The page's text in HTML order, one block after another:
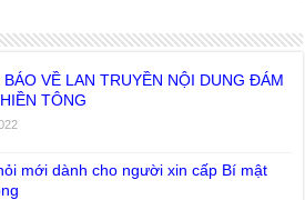
BÁO VỀ LAN TRUYỀN NỘI DUNG ĐÁM
TÔNG
mới dành cho người xin cấp Bí mật